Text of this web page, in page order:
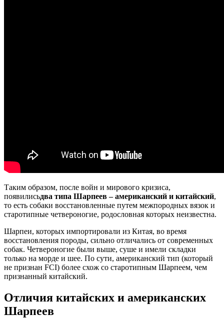
Таким образом, после войн и мирового кризиса,
появилисьдва типа Шарпеев – американский и китайский,
то есть собаки восстановленные путем межпородных вязок и
старотипные четвероногие, родословная которых неизвестна.
Шарпеи, которых импортировали из Китая, во время
восстановления породы, сильно отличались от современных
собак. Четвероногие были выше, суше и имели складки
только на морде и шее. По сути, американский тип (который
не признан FCI) более схож со старотипным Шарпеем, чем
признанный китайский.
Отличия китайских и американских
Шарпеев